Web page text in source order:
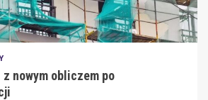
nowym obliczem po